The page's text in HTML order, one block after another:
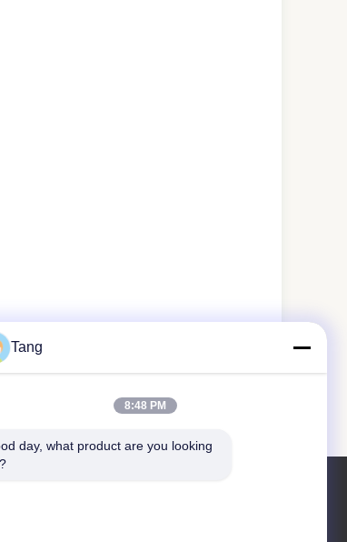
Next
với chúng tôi
Tang
8:48 PM
day, what product are you looking